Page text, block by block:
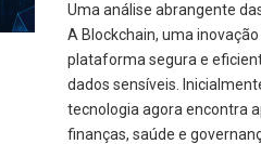
Uma análise abrangente
A Blockchain, uma
plataforma segura e
dados sensíveis.
tecnologia agora encontra
finanças, saúde e